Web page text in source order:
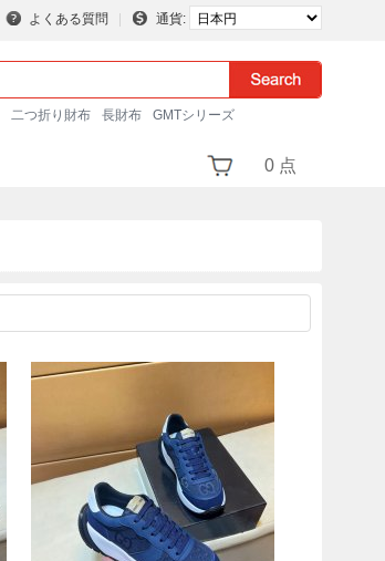
よくある質問 通貨:
二つ折り財布 長財布 GMTシリーズ
0 点